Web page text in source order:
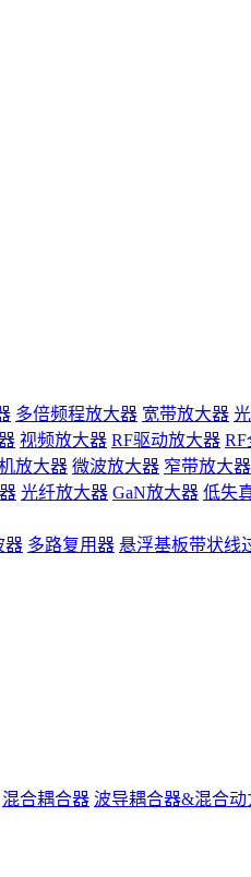
多倍频程放大器 宽带放大器
视频放大器 RF驱动放大器
放大器 微波放大器 窄带放大器
光纤放大器 GaN放大器 低失
器 多路复用器 悬浮基板带状线
混合耦合器 波导耦合器&混合动